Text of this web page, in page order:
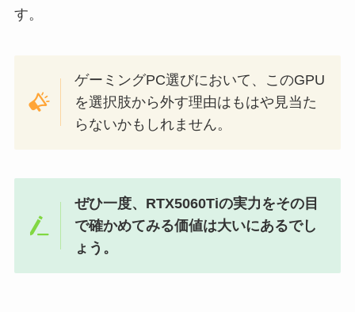
す。
ゲーミングPC選びにおいて、このGPU
を選択肢から外す理由はもはや見当た
らないかもしれません。
ぜひ一度、RTX5060Tiの実力をその目
で確かめてみる価値は大いにあるでし
ょう。